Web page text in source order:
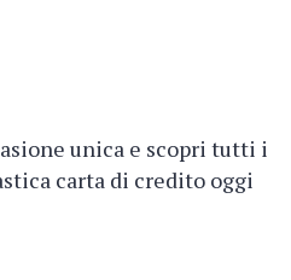
unica e scopri tutti i
carta di credito oggi